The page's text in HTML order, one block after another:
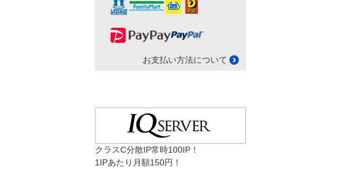
お支払い方法について
クラスC分散IP常時100IP！
1IPあたり月額150円！